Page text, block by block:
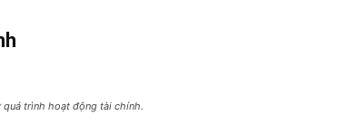
quá trình hoạt động tài chính.